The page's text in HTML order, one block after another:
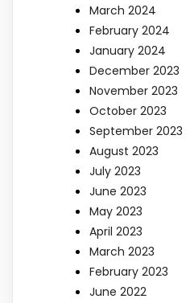
March 2024
February 2024
January 2024
December 2023
November 2023
October 2023
September 2023
August 2023
July 2023
June 2023
May 2023
April 2023
March 2023
February 2023
June 2022